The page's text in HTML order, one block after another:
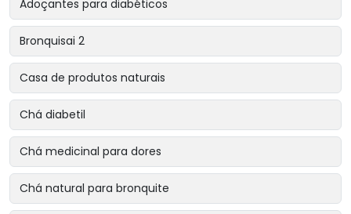
Adoçantes para diabéticos
Bronquisai 2
Casa de produtos naturais
Chá diabetil
Chá medicinal para dores
Chá natural para bronquite